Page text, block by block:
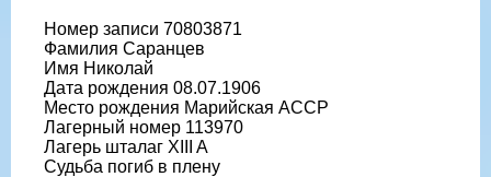
Номер записи 70803871
Фамилия Саранцев
Имя Николай
Дата рождения 08.07.1906
Место рождения Марийская АССР
Лагерный номер 113970
Лагерь шталаг XIII A
Судьба погиб в плену